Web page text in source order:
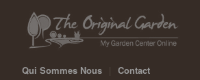
Qui Sommes Nous
Contact